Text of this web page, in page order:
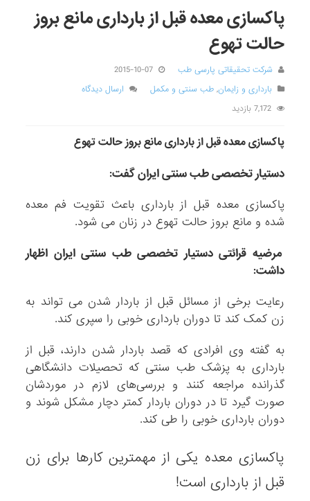
پاکسازی معده قبل از بارداری مانع بروز
حالت تهوع
شرکت تحقیقاتی پارسی طب
2015-10-07
بارداری و زایمان,طب سنتی و مکمل
ارسال دیدگاه
7,172 بازدید
پاکسازی معده قبل از بارداری مانع بروز حالت تهوع
دستیار تخصصی طب سنتی ایران گفت:
پاکسازی معده قبل از بارداری باعث تقویت فم معده
شده و مانع بروز حالت تهوع در زنان می شود.
مرضیه قرائتی دستیار تخصصی طب سنتی ایران اظهار
داشت:
رعایت برخی از مسائل قبل از باردار شدن می تواند به
زن کمک کند تا دوران بارداری خوبی را سپری کند.
به گفته وی افرادی که قصد باردار شدن دارند، قبل از
بارداری به پزشک طب سنتی که تحصیلات دانشگاهی
گذرانده مراجعه کنند و بررسی‌های لازم در موردشان
صورت گیرد تا در دوران باردار کمتر دچار مشکل شوند و
دوران بارداری خوبی را طی کند.
پاکسازی معده یکی از مهمترین کارها برای زن
قبل از بارداری است!